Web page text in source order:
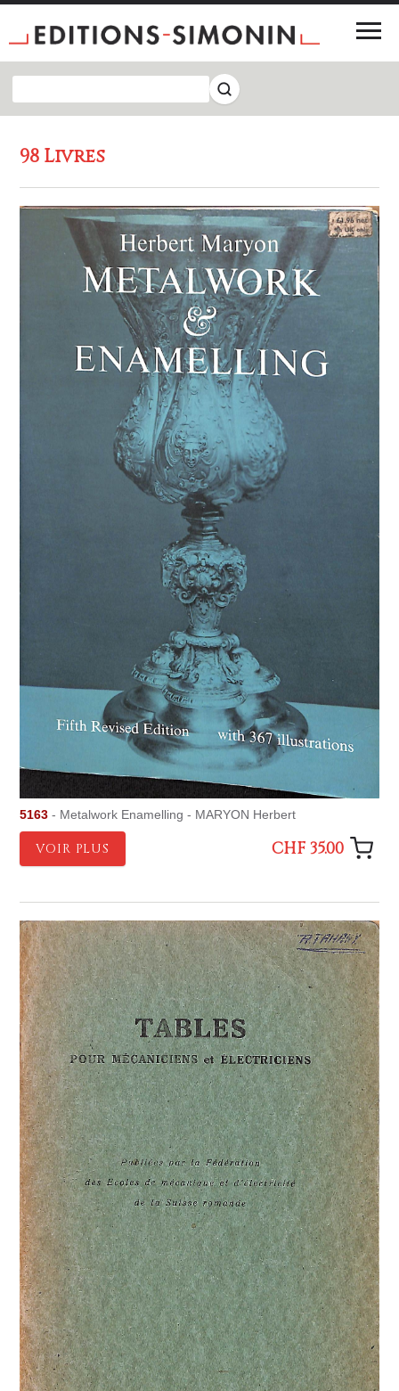
98 Livres
5163 - Metalwork Enamelling - MARYON Herbert
VOIR PLUS CHF 35.00